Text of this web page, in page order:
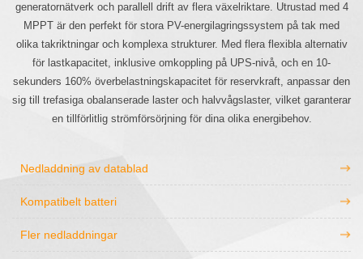
generatornätverk och parallell drift av flera växelriktare. Utrustad med 4
MPPT är den perfekt för stora PV-energilagringssystem på tak med
olika takriktningar och komplexa strukturer. Med flera flexibla alternativ
för lastkapacitet, inklusive omkoppling på UPS-nivå, och en 10-
sekunders 160% överbelastningskapacitet för reservkraft, anpassar den
sig till trefasiga obalanserade laster och halvvågslaster, vilket garanterar
en tillförlitlig strömförsörjning för dina olika energibehov.
Nedladdning av datablad
Kompatibelt batteri
Fler nedladdningar